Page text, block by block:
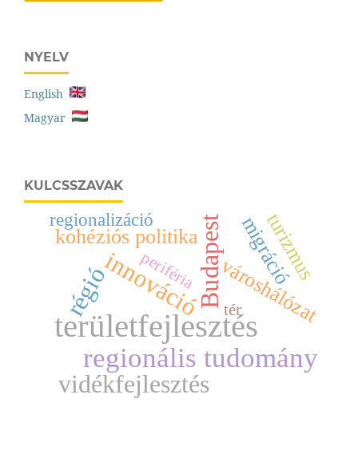
NYELV
English
Magyar
KULCSSZAVAK
területfejlesztés
regionális tudomány
vidékfejlesztés
Budapest
innováció
régió városhálózat
kohéziós politika migráció
turizmus
regionalizáció
tér
periféria